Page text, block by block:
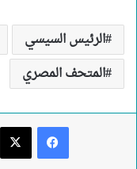
الرئيس السيسي
المتحف المصري